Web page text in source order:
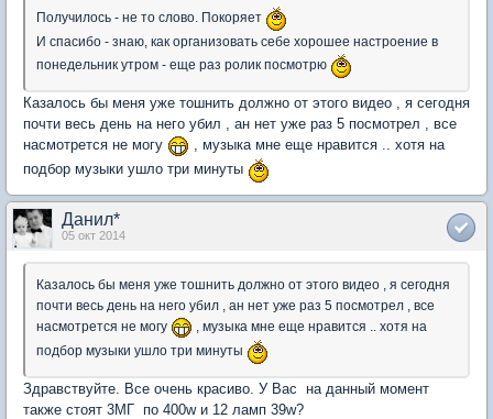
Получилось - не то слово. Покоряет
И спасибо - знаю, как организовать себе хорошее настроение в
понедельник утром - еще раз ролик посмотрю
Казалось бы меня уже тошнить должно от этого видео , я сегодня
почти весь день на него убил , ан нет уже раз 5 посмотрел , все
насмотрется не могу
, музыка мне еще нравится .. хотя на
подбор музыки ушло три минуты
Данил*
05 окт 2014
Казалось бы меня уже тошнить должно от этого видео , я сегодня
почти весь день на него убил , ан нет уже раз 5 посмотрел , все
насмотрется не могу
, музыка мне еще нравится .. хотя на
подбор музыки ушло три минуты
Здравствуйте. Все очень красиво. У Вас на данный момент
также стоят 3МГ по 400w и 12 ламп 39w?